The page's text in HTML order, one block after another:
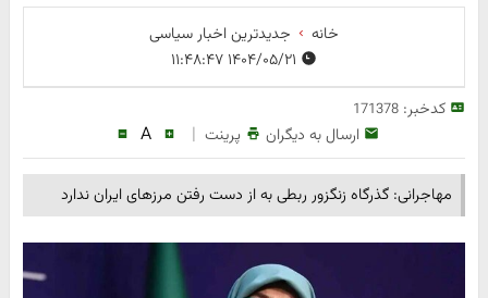
خانه
جدیدترین اخبار سیاسی
کدخبر:171378
ارسال به دیگران پرینت |
A
مهاجرانی: گذرگاه زنگزور ربطی به از دست رفتن مرزهای ایران ندارد